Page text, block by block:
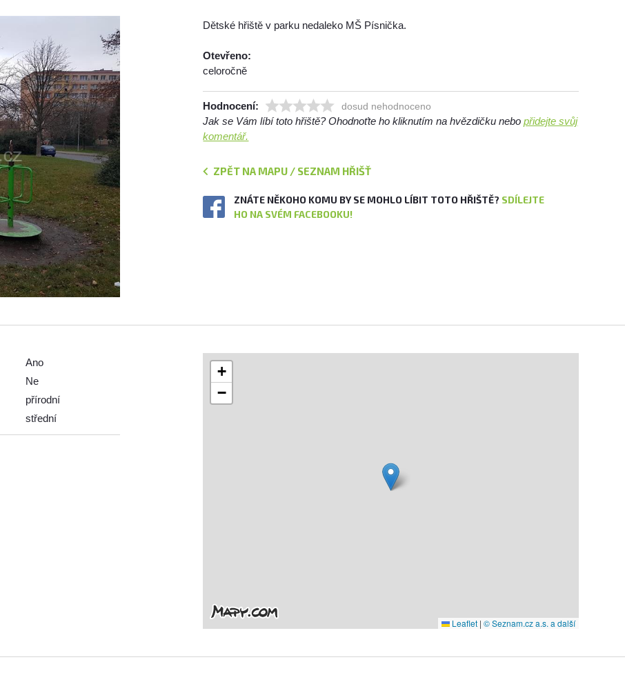
Dětské hřiště v parku nedaleko MŠ Písnička.
Otevřeno:
celoročně
Hodnocení: dosud nehodnoceno
Jak se Vám líbí toto hřiště? Ohodnoťte ho kliknutím na hvězdičku nebopřidejte svůj
komentář.
ZPĚT NA MAPU / SEZNAM HŘIŠŤ
ZNÁTE NĚKOHO KOMU BY SE MOHLO LÍBIT TOTO HŘIŠTĚ? SDÍLEJTE
HO NA SVÉM FACEBOOKU!
Ano
Ne
přírodní
střední
+
−
Leaflet | © Seznam.cz a.s. a další